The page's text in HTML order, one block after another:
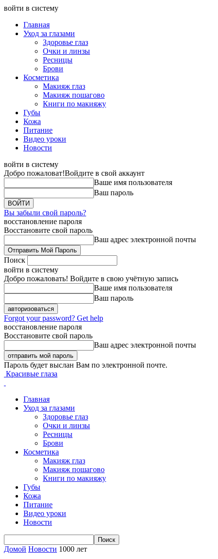
войти в систему
Главная
Уход за глазами
Здоровье глаз
Очки и линзы
Ресницы
Брови
Косметика
Макияж глаз
Макияж пошагово
Книги по макияжу
Губы
Кожа
Питание
Видео уроки
Новости
войти в систему
Добро пожаловат!Войдите в свой аккаунт
Ваше имя пользователя
Ваш пароль
Вы забыли свой пароль?
восстановление пароля
Восстановите свой пароль
Ваш адрес электронной почты
Поиск
войти в систему
Добро пожаловать! Войдите в свою учётную запись
Ваше имя пользователя
Ваш пароль
Forgot your password? Get help
восстановление пароля
Восстановите свой пароль
Ваш адрес электронной почты
Пароль будет выслан Вам по электронной почте.
Красивые глаза
Главная
Уход за глазами
Здоровье глаз
Очки и линзы
Ресницы
Брови
Косметика
Макияж глаз
Макияж пошагово
Книги по макияжу
Губы
Кожа
Питание
Видео уроки
Новости
Домой Новости 1000 лет